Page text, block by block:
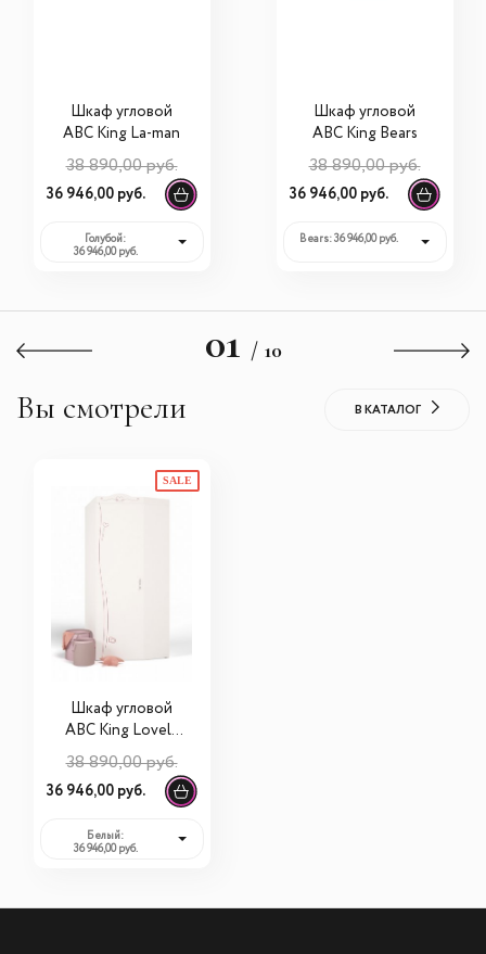
Шкаф угловой
ABC King La-man
38 890,00 руб.
36 946,00 руб.
Голубой:
36 946,00 руб.
Шкаф угловой
ABC King Bears
38 890,00 руб.
36 946,00 руб.
Bears: 36 946,00 руб.
01 / 10
Вы смотрели В КАТАЛОГ
SALE
Шкаф угловой
ABC King Lovely
без зеркала
(левый или
правый)
38 890,00 руб.
36 946,00 руб.
Белый:
36 946,00 руб.